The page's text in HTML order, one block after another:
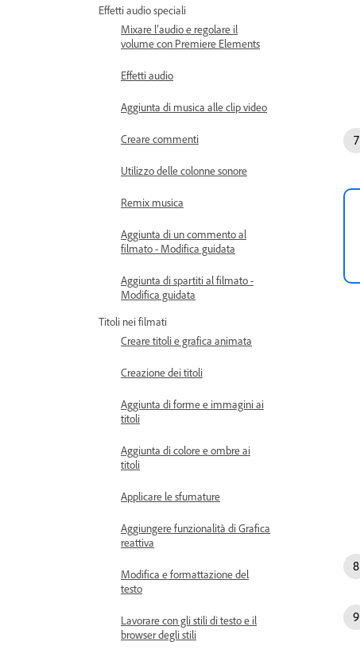
Effetti audio speciali
Mixare l’audio e regolare il
volume con Premiere Elements
Effetti audio
Aggiunta di musica alle clip video
Creare commenti
Utilizzo delle colonne sonore
Remix musica
Aggiunta di un commento al
filmato - Modifica guidata
Aggiunta di spartiti al filmato -
Modifica guidata
Titoli nei filmati
Creare titoli e grafica animata
Creazione dei titoli
Aggiunta di forme e immagini ai
titoli
Aggiunta di colore e ombre ai
titoli
Applicare le sfumature
Aggiungere funzionalità di Grafica
reattiva
Modifica e formattazione del
testo
Lavorare con gli stili di testo e il
browser degli stili